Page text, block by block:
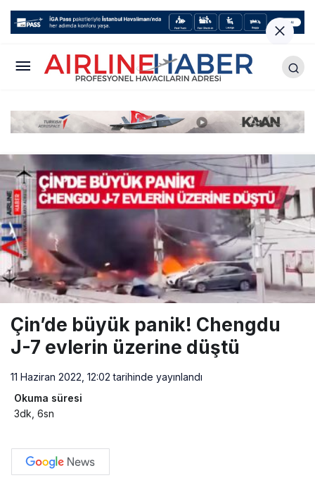
Çin’de büyük panik! Chengdu
J-7 evlerin üzerine düştü
11 Haziran 2022, 12:02 tarihinde yayınlandı
Okuma süresi
3dk, 6sn